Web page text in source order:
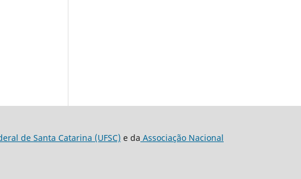
de Santa Catarina (UFSC) e da Associação Nacional